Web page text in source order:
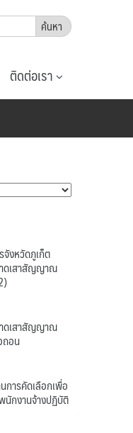
ติดต่อเรา
งหวัดภูเก็ต
ดเสาสัญญาณ
ดเสาสัญญาณ
อน
การคัดเลือกเพื่อ
นักงานจ้างปฏิบัติ